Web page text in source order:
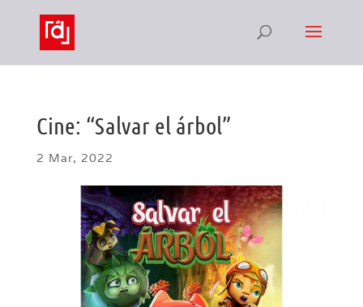
Cine: “Salvar el árbol”
2 Mar, 2022